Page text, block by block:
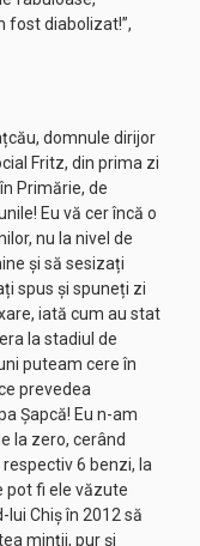
fost diabolizat!”,
domnule dirijor
Fritz, din prima zi
Primărie, de
Eu vă cer încă o
nu la nivel de
și să sesizați
spus și spuneți zi
iată cum au stat
la stadiul de
puteam cere în
prevedea
Șapcă! Eu n-am
la zero, cerând
6 benzi, la
pot fi ele văzute
Chiș în 2012 să
minții, pur și